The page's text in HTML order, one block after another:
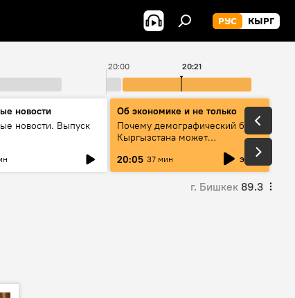
РУС КЫРГ
20:00 20:21
новости
новости. Выпуск
Об экономике и не только
Почему демографический бум
Кыргызстана может
превратиться в проблему и как
этого избежать
20:05 37 мин эфир
г. Бишкек 89.3